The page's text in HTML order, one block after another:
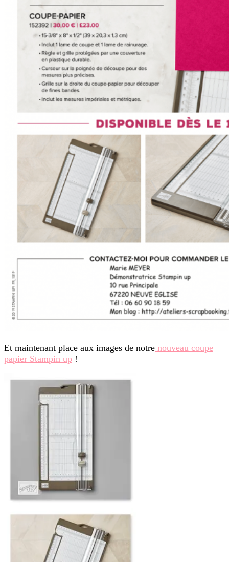
Et maintenant place aux images de notre nouveau coupe
papier Stampin up !